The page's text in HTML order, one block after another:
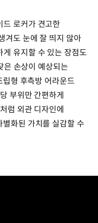
로커가 견고한
겨도 눈에 잘 띄지 않아
유지할 수 있는 장점도
은 손상이 예상되는
형 후측방 어라운드
부위만 간편하게
럼 외관 디자인에
화된 가치를 실감할 수